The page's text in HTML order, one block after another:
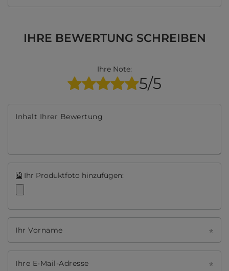
IHRE BEWERTUNG SCHREIBEN
Ihre Note:
5/5
Inhalt Ihrer Bewertung
Ihr Produktfoto hinzufügen:
Ihr Vorname
Ihre E-Mail-Adresse